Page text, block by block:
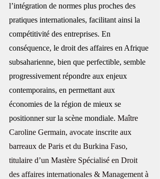
l’intégration de normes plus proches des
pratiques internationales, facilitant ainsi la
compétitivité des entreprises. En
conséquence, le droit des affaires en Afrique
subsaharienne, bien que perfectible, semble
progressivement répondre aux enjeux
contemporains, en permettant aux
économies de la région de mieux se
positionner sur la scène mondiale. Maître
Caroline Germain, avocate inscrite aux
barreaux de Paris et du Burkina Faso,
titulaire d’un Mastère Spécialisé en Droit
des affaires internationales & Management à